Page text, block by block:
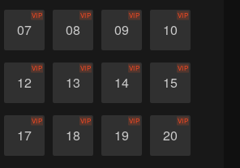
07
VIP
08
VIP
09
VIP
10
VIP
12
VIP
13
VIP
14
VIP
15
VIP
17
VIP
18
VIP
19
VIP
20
VIP